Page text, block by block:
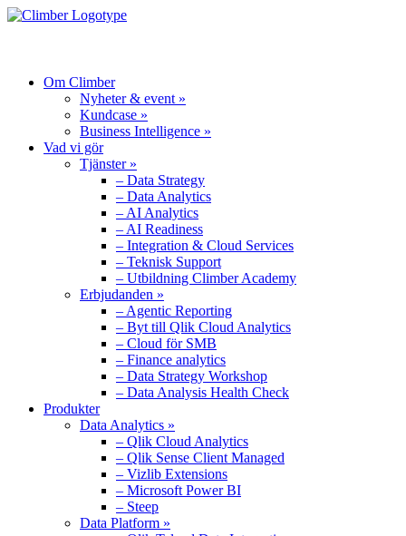
Om Climber
Nyheter & event »
Kundcase »
Business Intelligence »
Vad vi gör
Tjänster »
– Data Strategy
– Data Analytics
– AI Analytics
– AI Readiness
– Integration & Cloud Services
– Teknisk Support
– Utbildning Climber Academy
Erbjudanden »
– Agentic Reporting
– Byt till Qlik Cloud Analytics
– Cloud för SMB
– Finance analytics
– Data Strategy Workshop
– Data Analysis Health Check
Produkter
Data Analytics »
– Qlik Cloud Analytics
– Qlik Sense Client Managed
– Vizlib Extensions
– Microsoft Power BI
– Steep
Data Platform »